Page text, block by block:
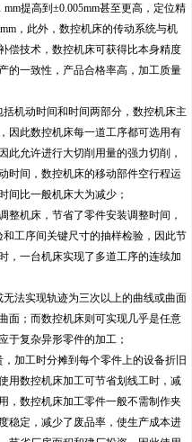
提高到±0.005mm甚至更高，定位精
，此外，数控机床的传动系统与机
偿技术，数控机床可获得比本身精度
的一致性，产品合格率高，加工质量
机动时间和时间两部分，数控机床主
因此数控机床每一道工序都可选用有
此允许进行大切削用量的强力切削，
时间，数控机床的移动部件空行程运
间比一般机床大为减少；
整机床，节省了零件安装调整时间，
工序间关键尺寸的抽样检验，因此节
，一台机床实现了多道工序的连续加
法实现轨迹为三次以上的曲线或曲面
面；而数控机床则可实现几乎是任意
于复杂异形零件的加工；
加工时分摊到每个零件上的设备折旧
用数控机床加工可节省划线工时，减
，数控机床加工零件一般不需制作夹
稳定，减少了废品率，使生产成本进